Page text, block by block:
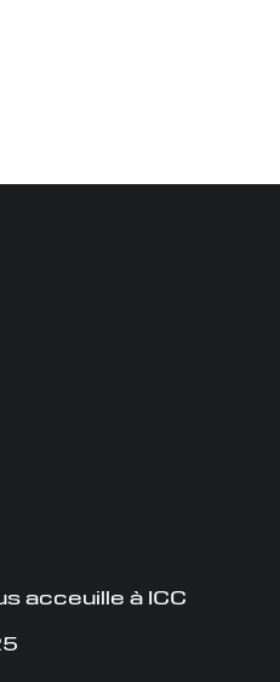
acceuille à ICC